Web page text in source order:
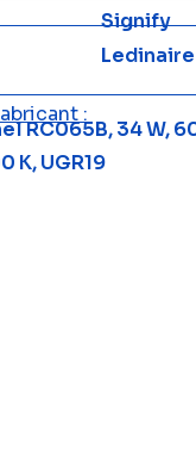
Signify
:
RC065B, 34 W,
K, UGR19